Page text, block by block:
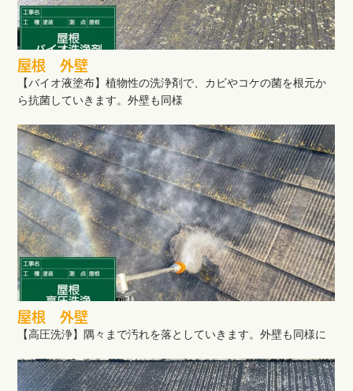
屋根 外壁
【バイオ液塗布】植物性の洗浄剤で、カビやコケの菌を根元か
ら抗菌していきます。外壁も同様
屋根 外壁
【高圧洗浄】隅々まで汚れを落としていきます。外壁も同様に